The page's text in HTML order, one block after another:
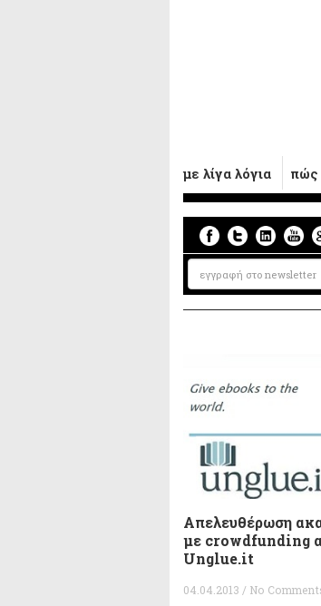
με λίγα λόγια πώς
Απελευθέρωση
με crowdfunding
Unglue.it
04.04.2013 / No